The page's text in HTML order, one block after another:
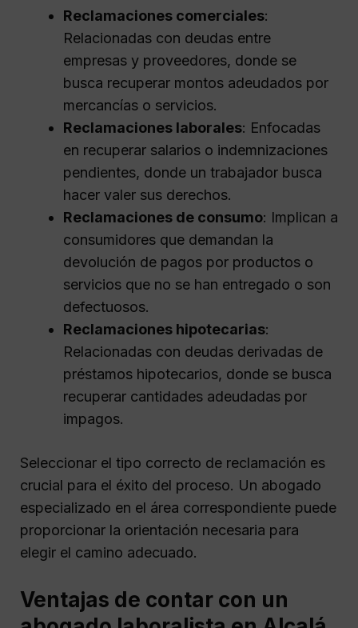
Reclamaciones comerciales:
Relacionadas con deudas entre
empresas y proveedores, donde se
busca recuperar montos adeudados por
mercancías o servicios.
Reclamaciones laborales: Enfocadas
en recuperar salarios o indemnizaciones
pendientes, donde un trabajador busca
hacer valer sus derechos.
Reclamaciones de consumo: Implican a
consumidores que demandan la
devolución de pagos por productos o
servicios que no se han entregado o son
defectuosos.
Reclamaciones hipotecarias:
Relacionadas con deudas derivadas de
préstamos hipotecarios, donde se busca
recuperar cantidades adeudadas por
impagos.
Seleccionar el tipo correcto de reclamación es
crucial para el éxito del proceso. Un abogado
especializado en el área correspondiente puede
proporcionar la orientación necesaria para
elegir el camino adecuado.
Ventajas de contar con un